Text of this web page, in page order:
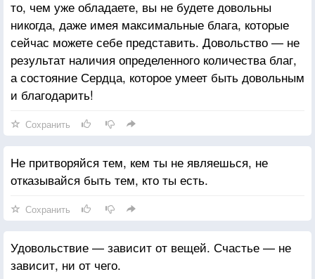
то, чем уже обладаете, вы не будете довольны
никогда, даже имея максимальные блага, которые
сейчас можете себе представить. Довольство — не
результат наличия определенного количества благ,
а состояние Сердца, которое умеет быть довольным
и благодарить!
Сохранить
Не притворяйся тем, кем ты не являешься, не
отказывайся быть тем, кто ты есть.
Сохранить
Удовольствие — зависит от вещей. Счастье — не
зависит, ни от чего.